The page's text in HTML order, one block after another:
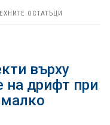
ОСТАТЪЦИ
върху
на дрифт при